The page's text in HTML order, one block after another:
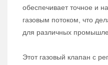
обеспечивает точное и
газовым потоком, что
для различных
Этот газовый клапан с